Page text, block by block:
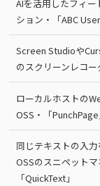
AIを活用したフィ
ション・「ABC
Screen Studioや
のスクリーンレコー
ローカルホストの
OSS・「PunchPage
同じテキストの入
OSSのスニペット
「QuickText」